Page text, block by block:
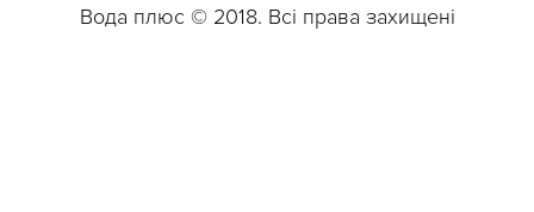
Вода плюс © 2018. Всі права захищені